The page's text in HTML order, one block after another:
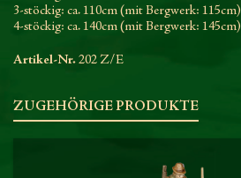
3-stöckig: ca. 110cm (mit Bergwerk: 115cm)
4-stöckig: ca. 140cm (mit Bergwerk: 145cm)
Artikel-Nr. 202 Z/E
ZUGEHÖRIGE PRODUKTE